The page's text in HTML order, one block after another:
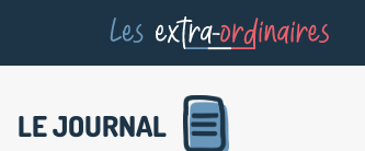
LE JOURNAL